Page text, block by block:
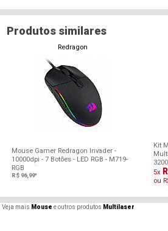
Produtos similares
Redragon
Mouse Gamer Redragon Invader -
10000dpi - 7 Botões - LED RGB - M719-
RGB
R$ 96,99*
Kit
5x
ou
Veja mais Mouse e outros produtos Multilaser